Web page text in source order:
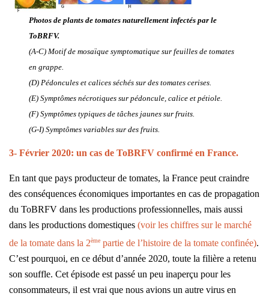
Photos de plants de tomates naturellement infectés par le
ToBRFV.
(A-C) Motif de mosaïque symptomatique sur feuilles de tomates
en grappe.
(D) Pédoncules et calices séchés sur des tomates cerises.
(E) Symptômes nécrotiques sur pédoncule, calice et pétiole.
(F) Symptômes typiques de tâches jaunes sur fruits.
(G-I) Symptômes variables sur des fruits.
3- Février 2020: un cas de ToBRFV confirmé en France.
En tant que pays producteur de tomates, la France peut craindre
des conséquences économiques importantes en cas de propagation
du ToBRFV dans les productions professionnelles, mais aussi
dans les productions domestiques (voir les chiffres sur le marché
de la tomate dans la 2ème partie de l’histoire de la tomate confinée).
C’est pourquoi, en ce début d’année 2020, toute la filière a retenu
son souffle. Cet épisode est passé un peu inaperçu pour les
consommateurs, il est vrai que nous avions un autre virus en